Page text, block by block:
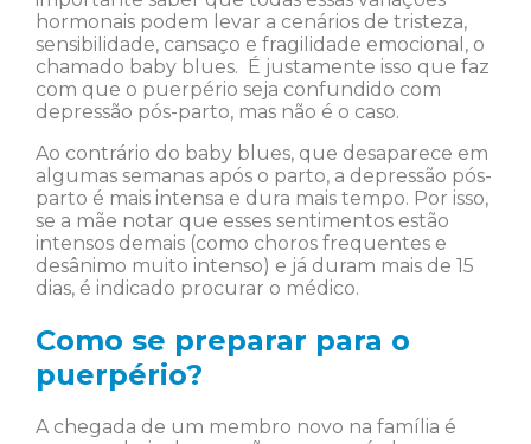
hormonais podem levar a cenários de tristeza,
sensibilidade, cansaço e fragilidade emocional, o
chamado baby blues. É justamente isso que faz
com que o puerpério seja confundido com
depressão pós-parto, mas não é o caso.
Ao contrário do baby blues, que desaparece em
algumas semanas após o parto, a depressão pós-
parto é mais intensa e dura mais tempo. Por isso,
se a mãe notar que esses sentimentos estão
intensos demais (como choros frequentes e
desânimo muito intenso) e já duram mais de 15
dias, é indicado procurar o médico.
Como se preparar para o
puerpério?
A chegada de um membro novo na família é